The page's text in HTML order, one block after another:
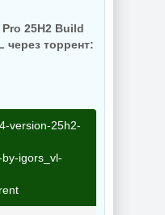
25H2 Build
через торрент:
version-25h2-
igors_vl-